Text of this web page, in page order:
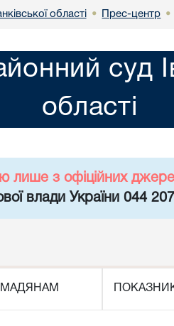
області • Прес-центр •
суд
області
лише з офіційних
влади України 044